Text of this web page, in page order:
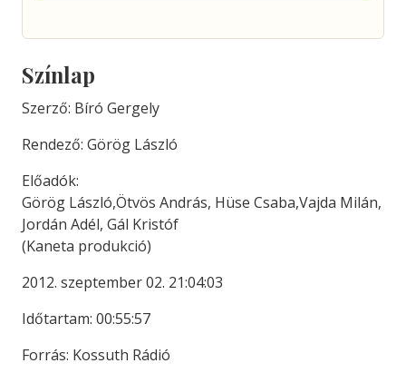
Színlap
Szerző: Bíró Gergely
Rendező: Görög László
Előadók:
Görög László,Ötvös András, Hüse Csaba,Vajda Milán,
Jordán Adél, Gál Kristóf
(Kaneta produkció)
2012. szeptember 02. 21:04:03
Időtartam: 00:55:57
Forrás: Kossuth Rádió